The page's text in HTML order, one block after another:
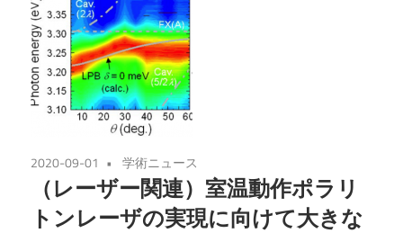
2020-09-01 学術ニュース
（レーザー関連）室温動作ポラリ
トンレーザの実現に向けて大きな